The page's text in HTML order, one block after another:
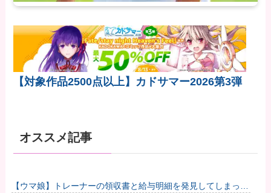
【対象作品2500点以上】カドサマー2026第3弾
オススメ記事
【ウマ娘】トレーナーの領収書と給与明細を発見してしまった